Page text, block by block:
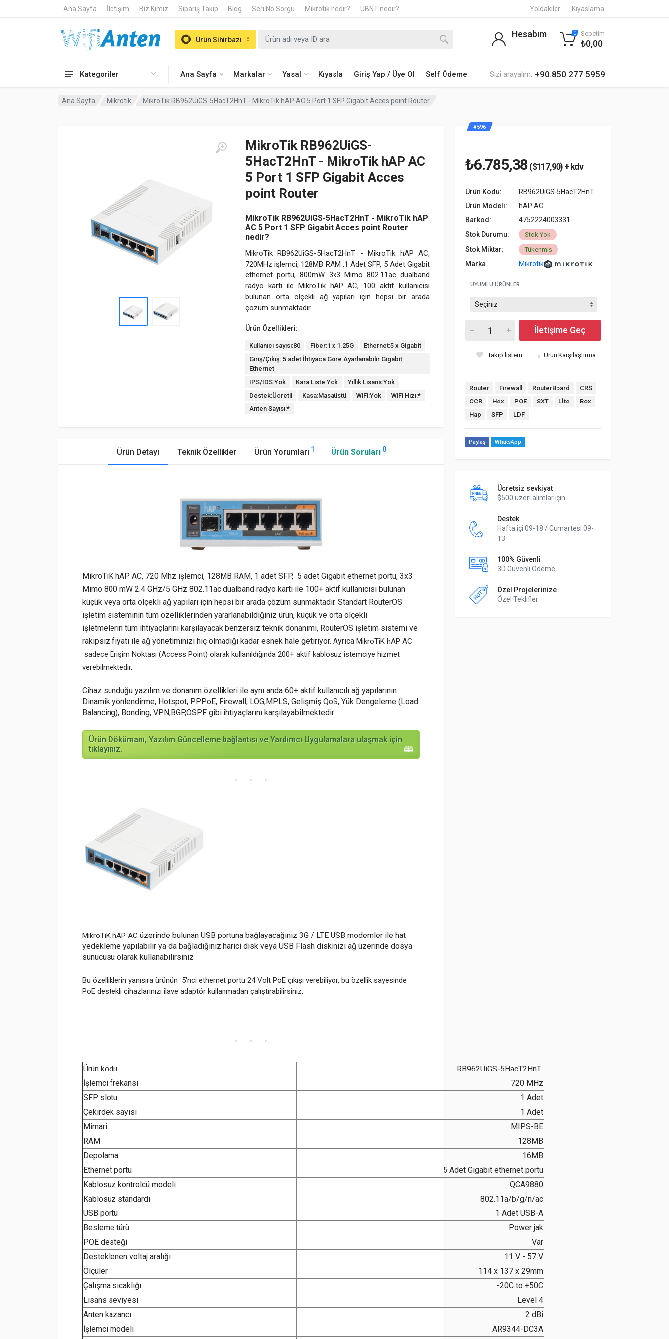
Ana Sayfa İletişim Biz Kimiz Sipariş Takip Blog Seri No Sorgu Mikrotik nedir? UBNT nedir? Yoldakiler Kıyaslama
Kategoriler Ana Sayfa Markalar Yasal Kıyasla Giriş Yap / Üye Ol Self Ödeme Sizi arayalım: +90.850 277 5959
Ürün Sihirbazı
Hesabım 0 Sepetim
₺0,00
Ana Sayfa Mikrotik MikroTik RB962UiGS-5HacT2HnT - MikroTik hAP AC 5 Port 1 SFP Gigabit Acces point Router
MikroTik RB962UiGS-
5HacT2HnT - MikroTik hAP AC
5 Port 1 SFP Gigabit Acces
point Router
MikroTik RB962UiGS-5HacT2HnT - MikroTik hAP
AC 5 Port 1 SFP Gigabit Acces point Router
nedir?
MikroTik RB962UiGS-5HacT2HnT - MikroTik hAP AC,
720MHz işlemci, 128MB RAM ,1 Adet SFP, 5 Adet Gigabit
ethernet portu, 800mW 3x3 Mimo 802.11ac dualband
radyo kartı ile MikroTik hAP AC, 100 aktif kullanıcısı
bulunan orta ölçekli ağ yapıları için hepsi bir arada
çözüm sunmaktadır.
Ürün Özellikleri:
Kullanıcı sayısı:80 Fiber:1 x 1.25G
Ethernet:5 x Gigabit
Giriş/Çıkış: 5 adet İhtiyaca Göre Ayarlanabilir Gigabit
Ethernet
IPS/IDS:Yok
Kara Liste:Yok
Yıllık Lisans:Yok
Destek:Ücretli
Kasa:Masaüstü WiFi:Yok
WiFi Hızı:*
Anten Sayısı:*
#596
₺6.785,38($117,90) + kdv
Ürün Kodu:
RB962UiGS-5HacT2HnT
Ürün Modeli:
hAP AC
Barkod:
4752224003331
Stok Durumu:
Stok Yok
Stok Miktar: Tükenmiş
Marka Mikrotik
UYUMLU ÜRÜNLER
İletişime Geç
Takip listem Ürün Karşılaştırma
Router Firewall RouterBoard
CRS
CCR
Hex POE SXT Lİte
Box
Hap
SFP LDF
Paylaş WhatsApp
Ücretsiz sevkiyat
$500 üzeri alımlar için
Destek
Hafta içi 09-18 / Cumartesi 09-
13
100% Güvenli
3D Güvenli Ödeme
Özel Projelerinize
Özel Teklifler
Ürün Detayı Teknik Özellikler Ürün Yorumları 1 Ürün Soruları 0
MikroTiK hAP AC, 720 Mhz işlemci, 128MB RAM, 1 adet SFP, 5 adet Gigabit ethernet portu, 3x3
Mimo 800 mW 2.4 GHz/5 GHz 802.11ac dualband radyo kartı ile 100+ aktif kullanıcısı bulunan
küçük veya orta ölçekli ağ yapıları için hepsi bir arada çözüm sunmaktadır. Standart RouterOS
işletim sisteminin tüm özelliklerinden yararlanabildiğiniz ürün, küçük ve orta ölçekli
işletmelerin tüm ihtiyaçlarını karşılayacak benzersiz teknik donanımı, RouterOS işletim sistemi ve
rakipsiz fiyatı ile ağ yönetiminizi hiç olmadığı kadar esnek hale getiriyor. Ayrıca MikroTiK hAP AC
sadece Erişim Noktası (Access Point) olarak kullanıldığında 200+ aktif kablosuz istemciye hizmet
verebilmektedir.
Cihaz sunduğu yazılım ve donanım özellikleri ile aynı anda 60+ aktif kullanıcılı ağ yapılarının
Dinamik yönlendirme, Hotspot, PPPoE, Firewall, LOG,MPLS, Gelişmiş QoS, Yük Dengeleme (Load
Balancing), Bonding, VPN,BGP,OSPF gibi ihtiyaçlarını karşılayabilmektedir.
Ürün Dökümanı, Yazılım Güncelleme bağlantısı ve Yardımcı Uygulamalara ulaşmak için
tıklayınız.
MikroTiK hAP AC üzerinde bulunan USB portuna bağlayacağınız 3G / LTE USB modemler ile hat
yedekleme yapılabilir ya da bağladığınız harici disk veya USB Flash diskinizi ağ üzerinde dosya
sunucusu olarak kullanabilirsiniz
Bu özelliklerin yanısıra ürünün 5'nci ethernet portu 24 Volt PoE çıkışı verebiliyor, bu özellik sayesinde
PoE destekli cihazlarınızı ilave adaptör kullanmadan çalıştırabilirsiniz.
Ürün kodu
RB962UiGS-5HacT2HnT
İşlemci frekansı
720 MHz
SFP slotu
1 Adet
Çekirdek sayısı
1 Adet
Mimari
MIPS-BE
RAM
128MB
Depolama
16MB
Ethernet portu
5 Adet Gigabit ethernet portu
Kablosuz kontrolcü modeli
QCA9880
Kablosuz standardı
802.11a/b/g/n/ac
USB portu
1 Adet USB-A
Besleme türü
Power jak
POE desteği
Var
Desteklenen voltaj aralığı
11 V - 57 V
Ölçüler
114 x 137 x 29mm
Çalışma sıcaklığı
-20C to +50C
Lisans seviyesi
Level 4
Anten kazancı
2 dBi
İşlemci modeli
AR9344-DC3A